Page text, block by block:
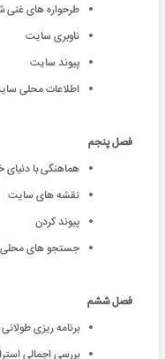
طرحواره های غنی
ناوبری سایت
پیوند سایت
اطلاعات محلی
فصل پنجم
هماهنگی با دنیای
نقشه های سایت
پیوند کردن
جستجو های محلی
فصل ششم
برنامه ریزی
بررسی اجمالی